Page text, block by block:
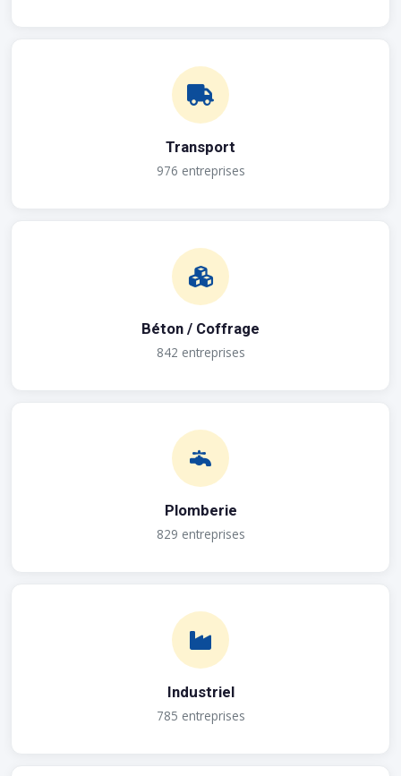
Transport
976 entreprises
Béton / Coffrage
842 entreprises
Plomberie
829 entreprises
Industriel
785 entreprises